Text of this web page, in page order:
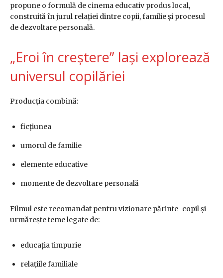
propune o formulă de cinema educativ produs local,
construită în jurul relației dintre copii, familie și procesul
de dezvoltare personală.
„Eroi în creștere” Iași explorează
universul copilăriei
Producția combină:
ficțiunea
umorul de familie
elemente educative
momente de dezvoltare personală
Filmul este recomandat pentru vizionare părinte-copil și
urmărește teme legate de:
educația timpurie
relațiile familiale